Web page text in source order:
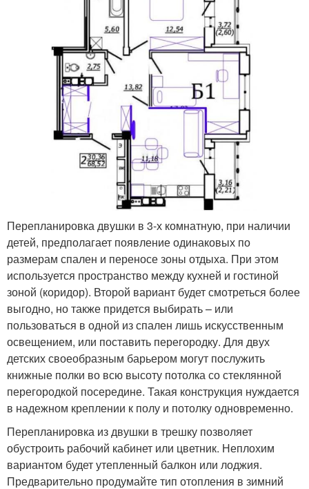
Перепланировка двушки в 3-х комнатную, при наличии
детей, предполагает появление одинаковых по
размерам спален и переносе зоны отдыха. При этом
используется пространство между кухней и гостиной
зоной (коридор). Второй вариант будет смотреться более
выгодно, но также придется выбирать – или
пользоваться в одной из спален лишь искусственным
освещением, или поставить перегородку. Для двух
детских своеобразным барьером могут послужить
книжные полки во всю высоту потолка со стеклянной
перегородкой посередине. Такая конструкция нуждается
в надежном креплении к полу и потолку одновременно.
Перепланировка из двушки в трешку позволяет
обустроить рабочий кабинет или цветник. Неплохим
вариантом будет утепленный балкон или лоджия.
Предварительно продумайте тип отопления в зимний